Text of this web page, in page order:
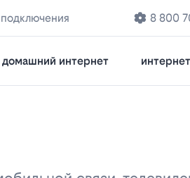
8 800
домашний интернет